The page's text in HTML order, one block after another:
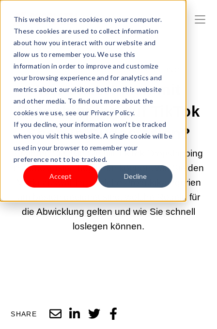
This website stores cookies on your computer.
These cookies are used to collect information
about how you interact with our website and
allow us to remember you. We use this
information in order to improve and customize
your browsing experience and for analytics and
metrics about our visitors both on this website
and other media. To find out more about the
cookies we use, see our Privacy Policy.
If you decline, your information won’t be tracked
when you visit this website. A single cookie will be
used in your browser to remember your
preference not to be tracked.
Accept Decline
07.05.2026 09:00:02 |DROPSHIPPING
Wie startet man mit
Dropshipping auf TikTok
Shop in Südostasien?
Erfahren Sie, wie Sie mit TikTok Dropshipping
in Südostasien beginnen können, wie Sie den
Markt auswählen, welche Produktkategorien
am besten geeignet sind, welche Regeln für
die Abwicklung gelten und wie Sie schnell
loslegen können.
SHARE